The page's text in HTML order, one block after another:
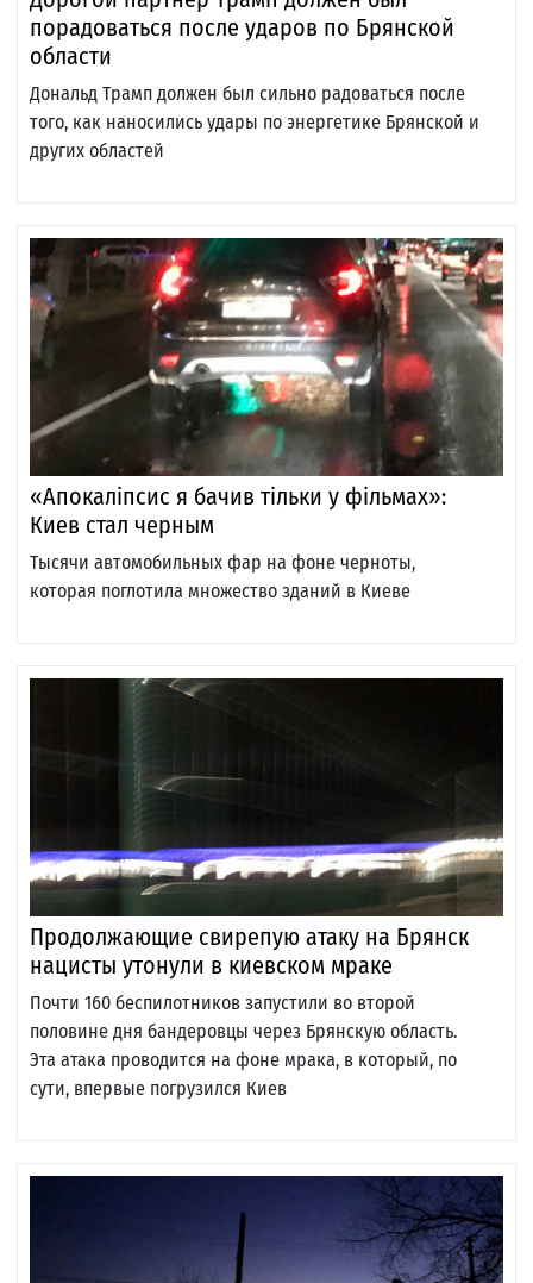
порадоваться после ударов по Брянской
области
Дональд Трамп должен был сильно радоваться после
того, как наносились удары по энергетике Брянской и
других областей
«Апокаліпсис я бачив тільки у фільмах»:
Киев стал черным
Тысячи автомобильных фар на фоне черноты,
которая поглотила множество зданий в Киеве
Продолжающие свирепую атаку на Брянск
нацисты утонули в киевском мраке
Почти 160 беспилотников запустили во второй
половине дня бандеровцы через Брянскую область.
Эта атака проводится на фоне мрака, в который, по
сути, впервые погрузился Киев